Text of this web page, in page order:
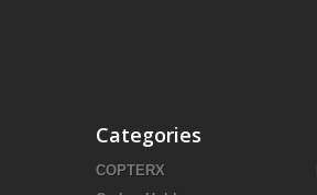
Categories
COPTERX